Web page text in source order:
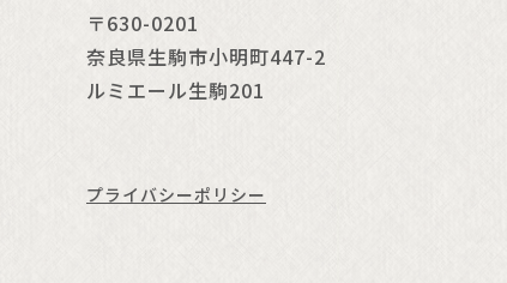
〒630-0201
奈良県生駒市小明町447-2
ルミエール生駒201
プライバシーポリシー